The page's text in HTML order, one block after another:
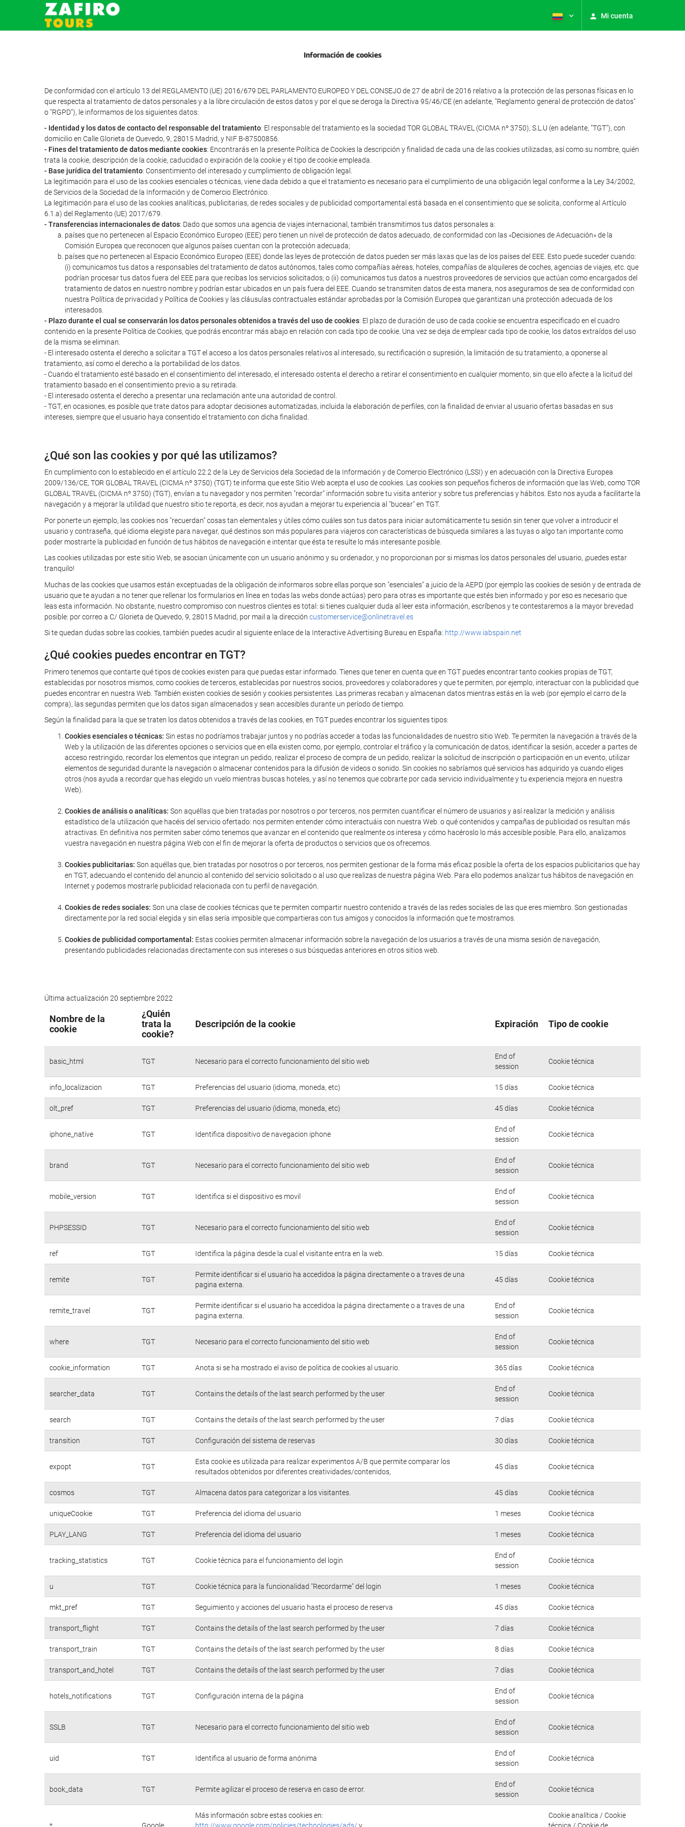
Mi cuenta
Información de cookies
De conformidad con el artículo 13 del REGLAMENTO (UE) 2016/679 DEL PARLAMENTO EUROPEO Y DEL CONSEJO de 27 de abril de 2016 relativo a la protección de las personas físicas en lo
que respecta al tratamiento de datos personales y a la libre circulación de estos datos y por el que se deroga la Directiva 95/46/CE (en adelante, "Reglamento general de protección de datos"
o "RGPD"), le informamos de los siguientes datos:
- Identidad y los datos de contacto del responsable del tratamiento: El responsable del tratamiento es la sociedad TOR GLOBAL TRAVEL (CICMA nº 3750), S.L.U (en adelante, "TGT"), con
domicilio en Calle Glorieta de Quevedo, 9, 28015 Madrid, y NIF B-87500856.
- Fines del tratamiento de datos mediante cookies: Encontrarás en la presente Política de Cookies la descripción y finalidad de cada una de las cookies utilizadas, así como su nombre, quién
trata la cookie, descripción de la cookie, caducidad o expiración de la cookie y el tipo de cookie empleada.
- Base jurídica del tratamiento: Consentimiento del interesado y cumplimiento de obligación legal.
La legitimación para el uso de las cookies esenciales o técnicas, viene dada debido a que el tratamiento es necesario para el cumplimiento de una obligación legal conforme a la Ley 34/2002,
de Servicios de la Sociedad de la Información y de Comercio Electrónico.
La legitimación para el uso de las cookies analíticas, publicitarias, de redes sociales y de publicidad comportamental está basada en el consentimiento que se solicita, conforme al Artículo
6.1.a) del Reglamento (UE) 2017/679.
- Transferencias internacionales de datos: Dado que somos una agencia de viajes internacional, también transmitimos tus datos personales a:
países que no pertenecen al Espacio Económico Europeo (EEE) pero tienen un nivel de protección de datos adecuado, de conformidad con las «Decisiones de Adecuación» de la
Comisión Europea que reconocen que algunos países cuentan con la protección adecuada;
países que no pertenecen al Espacio Económico Europeo (EEE) donde las leyes de protección de datos pueden ser más laxas que las de los países del EEE. Esto puede suceder cuando:
(i) comunicamos tus datos a responsables del tratamiento de datos autónomos, tales como compañías aéreas, hoteles, compañías de alquileres de coches, agencias de viajes, etc. que
podrían procesar tus datos fuera del EEE para que recibas los servicios solicitados; o (ii) comunicamos tus datos a nuestros proveedores de servicios que actúan como encargados del
tratamiento de datos en nuestro nombre y podrían estar ubicados en un país fuera del EEE. Cuando se transmiten datos de esta manera, nos aseguramos de sea de conformidad con
nuestra Política de privacidad y Política de Cookies y las cláusulas contractuales estándar aprobadas por la Comisión Europea que garantizan una protección adecuada de los
interesados.
- Plazo durante el cual se conservarán los datos personales obtenidos a través del uso de cookies: El plazo de duración de uso de cada cookie se encuentra especificado en el cuadro
contenido en la presente Política de Cookies, que podrás encontrar más abajo en relación con cada tipo de cookie. Una vez se deja de emplear cada tipo de cookie, los datos extraídos del uso
de la misma se eliminan.
- El interesado ostenta el derecho a solicitar a TGT el acceso a los datos personales relativos al interesado, su rectificación o supresión, la limitación de su tratamiento, a oponerse al
tratamiento, así como el derecho a la portabilidad de los datos.
- Cuando el tratamiento esté basado en el consentimiento del interesado, el interesado ostenta el derecho a retirar el consentimiento en cualquier momento, sin que ello afecte a la licitud del
tratamiento basado en el consentimiento previo a su retirada.
- El interesado ostenta el derecho a presentar una reclamación ante una autoridad de control.
- TGT, en ocasiones, es posible que trate datos para adoptar decisiones automatizadas, incluida la elaboración de perfiles, con la finalidad de enviar al usuario ofertas basadas en sus
intereses, siempre que el usuario haya consentido el tratamiento con dicha finalidad.
¿Qué son las cookies y por qué las utilizamos?
En cumplimiento con lo establecido en el artículo 22.2 de la Ley de Servicios dela Sociedad de la Información y de Comercio Electrónico (LSSI) y en adecuación con la Directiva Europea
2009/136/CE, TOR GLOBAL TRAVEL (CICMA nº 3750) (TGT) te informa que este Sitio Web acepta el uso de cookies. Las cookies son pequeños ficheros de información que las Web, como TOR
GLOBAL TRAVEL (CICMA nº 3750) (TGT), envían a tu navegador y nos permiten "recordar" información sobre tu visita anterior y sobre tus preferencias y hábitos. Esto nos ayuda a facilitarte la
navegación y a mejorar la utilidad que nuestro sitio te reporta, es decir, nos ayudan a mejorar tu experiencia al "bucear" en TGT.
Por ponerte un ejemplo, las cookies nos "recuerdan" cosas tan elementales y útiles cómo cuáles son tus datos para iniciar automáticamente tu sesión sin tener que volver a introducir el
usuario y contraseña, qué idioma elegiste para navegar, qué destinos son más populares para viajeros con características de búsqueda similares a las tuyas o algo tan importante como
poder mostrarte la publicidad en función de tus hábitos de navegación e intentar que ésta te resulte lo más interesante posible.
Las cookies utilizadas por este sitio Web, se asocian únicamente con un usuario anónimo y su ordenador, y no proporcionan por si mismas los datos personales del usuario, ¡puedes estar
tranquilo!
Muchas de las cookies que usamos están exceptuadas de la obligación de informaros sobre ellas porque son "esenciales" a juicio de la AEPD (por ejemplo las cookies de sesión y de entrada de
usuario que te ayudan a no tener que rellenar los formularios en línea en todas las webs donde actúas) pero para otras es importante que estés bien informado y por eso es necesario que
leas esta información. No obstante, nuestro compromiso con nuestros clientes es total: si tienes cualquier duda al leer esta información, escríbenos y te contestaremos a la mayor brevedad
posible: por correo a C/ Glorieta de Quevedo, 9, 28015 Madrid, por mail a la dirección customerservice@onlinetravel.es
Si te quedan dudas sobre las cookies, también puedes acudir al siguiente enlace de la Interactive Advertising Bureau en España: http://www.iabspain.net
¿Qué cookies puedes encontrar en TGT?
Primero tenemos que contarte qué tipos de cookies existen para que puedas estar informado. Tienes que tener en cuenta que en TGT puedes encontrar tanto cookies propias de TGT,
establecidas por nosotros mismos, como cookies de terceros, establecidas por nuestros socios, proveedores y colaboradores y que te permiten, por ejemplo, interactuar con la publicidad que
puedes encontrar en nuestra Web. También existen cookies de sesión y cookies persistentes. Las primeras recaban y almacenan datos mientras estás en la web (por ejemplo el carro de la
compra), las segundas permiten que los datos sigan almacenados y sean accesibles durante un período de tiempo.
Según la finalidad para la que se traten los datos obtenidos a través de las cookies, en TGT puedes encontrar los siguientes tipos:
Cookies esenciales o técnicas: Sin estas no podríamos trabajar juntos y no podrías acceder a todas las funcionalidades de nuestro sitio Web. Te permiten la navegación a través de la
Web y la utilización de las diferentes opciones o servicios que en ella existen como, por ejemplo, controlar el tráfico y la comunicación de datos, identificar la sesión, acceder a partes de
acceso restringido, recordar los elementos que integran un pedido, realizar el proceso de compra de un pedido, realizar la solicitud de inscripción o participación en un evento, utilizar
elementos de seguridad durante la navegación o almacenar contenidos para la difusión de videos o sonido. Sin cookies no sabríamos qué servicios has adquirido ya cuando eliges
otros (nos ayuda a recordar que has elegido un vuelo mientras buscas hoteles, y así no tenemos que cobrarte por cada servicio individualmente y tu experiencia mejora en nuestra
Web).
Cookies de análisis o analíticas: Son aquéllas que bien tratadas por nosotros o por terceros, nos permiten cuantificar el número de usuarios y así realizar la medición y análisis
estadístico de la utilización que hacéis del servicio ofertado: nos permiten entender cómo interactuáis con nuestra Web. o qué contenidos y campañas de publicidad os resultan más
atractivas. En definitiva nos permiten saber cómo tenemos que avanzar en el contenido que realmente os interesa y cómo hacéroslo lo más accesible posible. Para ello, analizamos
vuestra navegación en nuestra página Web con el fin de mejorar la oferta de productos o servicios que os ofrecemos.
Cookies publicitarias: Son aquéllas que, bien tratadas por nosotros o por terceros, nos permiten gestionar de la forma más eficaz posible la oferta de los espacios publicitarios que hay
en TGT, adecuando el contenido del anuncio al contenido del servicio solicitado o al uso que realizas de nuestra página Web. Para ello podemos analizar tus hábitos de navegación en
Internet y podemos mostrarle publicidad relacionada con tu perfil de navegación.
Cookies de redes sociales: Son una clase de cookies técnicas que te permiten compartir nuestro contenido a través de las redes sociales de las que eres miembro. Son gestionadas
directamente por la red social elegida y sin ellas sería imposible que compartieras con tus amigos y conocidos la información que te mostramos.
Cookies de publicidad comportamental: Estas cookies permiten almacenar información sobre la navegación de los usuarios a través de una misma sesión de navegación,
presentando publicidades relacionadas directamente con sus intereses o sus búsquedas anteriores en otros sitios web.
Última actualización 20 septiembre 2022
Nombre de la
cookie
¿Quién
trata la
cookie?
Descripción de la cookie Expiración Tipo de cookie
basic_html TGT Necesario para el correcto funcionamiento del sitio web
End of
session
Cookie técnica
info_localizacion TGT Preferencias del usuario (idioma, moneda, etc) 15 días Cookie técnica
olt_pref TGT Preferencias del usuario (idioma, moneda, etc) 45 días Cookie técnica
iphone_native TGT Identifica dispositivo de navegacion iphone
End of
session
Cookie técnica
brand TGT Necesario para el correcto funcionamiento del sitio web
End of
session
Cookie técnica
mobile_version TGT Identifica si el dispositivo es movil
End of
session
Cookie técnica
PHPSESSID TGT Necesario para el correcto funcionamiento del sitio web
End of
session
Cookie técnica
ref TGT Identifica la página desde la cual el visitante entra en la web. 15 días Cookie técnica
remite TGT
Permite identificar si el usuario ha accedidoa la página directamente o a traves de una
pagina externa.
45 días Cookie técnica
remite_travel TGT
Permite identificar si el usuario ha accedidoa la página directamente o a traves de una
pagina externa.
End of
session
Cookie técnica
where TGT Necesario para el correcto funcionamiento del sitio web
End of
session
Cookie técnica
cookie_information TGT Anota si se ha mostrado el aviso de politica de cookies al usuario. 365 días Cookie técnica
searcher_data TGT Contains the details of the last search performed by the user
End of
session
Cookie técnica
search TGT Contains the details of the last search performed by the user 7 días Cookie técnica
transition TGT Configuración del sistema de reservas 30 días Cookie técnica
expopt TGT
Esta cookie es utilizada para realizar experimentos A/B que permite comparar los
resultados obtenidos por diferentes creatividades/contenidos,
45 días Cookie técnica
cosmos TGT Almacena datos para categorizar a los visitantes. 45 días Cookie técnica
uniqueCookie TGT Preferencia del idioma del usuario 1 meses Cookie técnica
PLAY_LANG TGT Preferencia del idioma del usuario 1 meses Cookie técnica
tracking_statistics TGT Cookie técnica para el funcionamiento del login
End of
session
Cookie técnica
u TGT Cookie técnica para la funcionalidad "Recordarme" del login 1 meses Cookie técnica
mkt_pref TGT Seguimiento y acciones del usuario hasta el proceso de reserva 45 días Cookie técnica
transport_flight TGT Contains the details of the last search performed by the user 7 días Cookie técnica
transport_train TGT Contains the details of the last search performed by the user 8 días Cookie técnica
transport_and_hotel TGT Contains the details of the last search performed by the user 7 días Cookie técnica
hotels_notifications TGT Configuración interna de la página
End of
session
Cookie técnica
SSLB TGT Necesario para el correcto funcionamiento del sitio web
End of
session
Cookie técnica
uid TGT Identifica al usuario de forma anónima
End of
session
Cookie técnica
book_data TGT Permite agilizar el proceso de reserva en caso de error.
End of
session
Cookie técnica
Más información sobre estas cookies en:
Cookie analítica / Cookie